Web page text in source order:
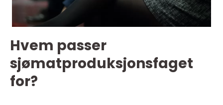
Hvem passer
sjømatproduksjonsfaget
for?